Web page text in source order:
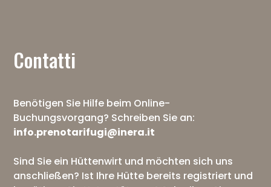
Contatti
Benötigen Sie Hilfe beim Online-
Buchungsvorgang? Schreiben Sie an:
info.prenotarifugi@inera.it
Sind Sie ein Hüttenwirt und möchten sich uns
anschließen? Ist Ihre Hütte bereits registriert und